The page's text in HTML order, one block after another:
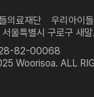
의료재단 우리아이
울특별시 구로구 새
82-00068
Woorisoa. ALL